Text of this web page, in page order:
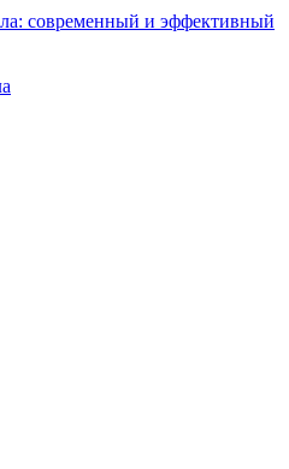
современный и эффективный